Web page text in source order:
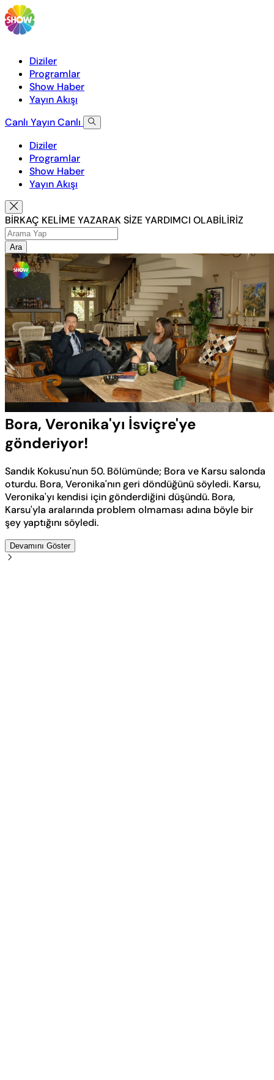
Diziler
Programlar
Show Haber
Yayın Akışı
Canlı YayınCanlı
Diziler
Programlar
Show Haber
Yayın Akışı
BİRKAÇ KELİME YAZARAK SİZE YARDIMCI OLABİLİRİZ
Ara
Sesi
Aç
Yüklendi
39.05%
Oynatma
Hızı
Bora, Veronika'yı İsviçre'ye
gönderiyor!
Sandık Kokusu'nun 50. Bölümünde; Bora ve Karsu salonda
oturdu. Bora, Veronika'nın geri döndüğünü söyledi. Karsu,
Veronika'yı kendisi için gönderdiğini düşündü. Bora,
Karsu'yla aralarında problem olmaması adına böyle bir
şey yaptığını söyledi.
Devamını Göster